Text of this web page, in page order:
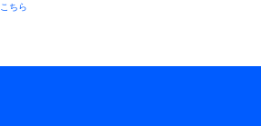
こちら